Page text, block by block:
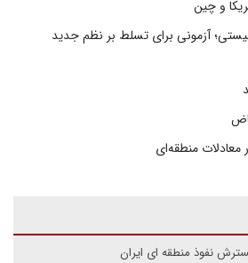
و چین
آزمونی برای تسلط بر نظم جدید
معادلات منطقه‌ای
نفوذ منطقه ای ایران